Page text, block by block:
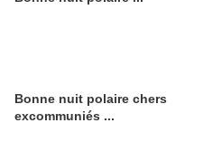
Bonne nuit polaire chers
excommuniés ...